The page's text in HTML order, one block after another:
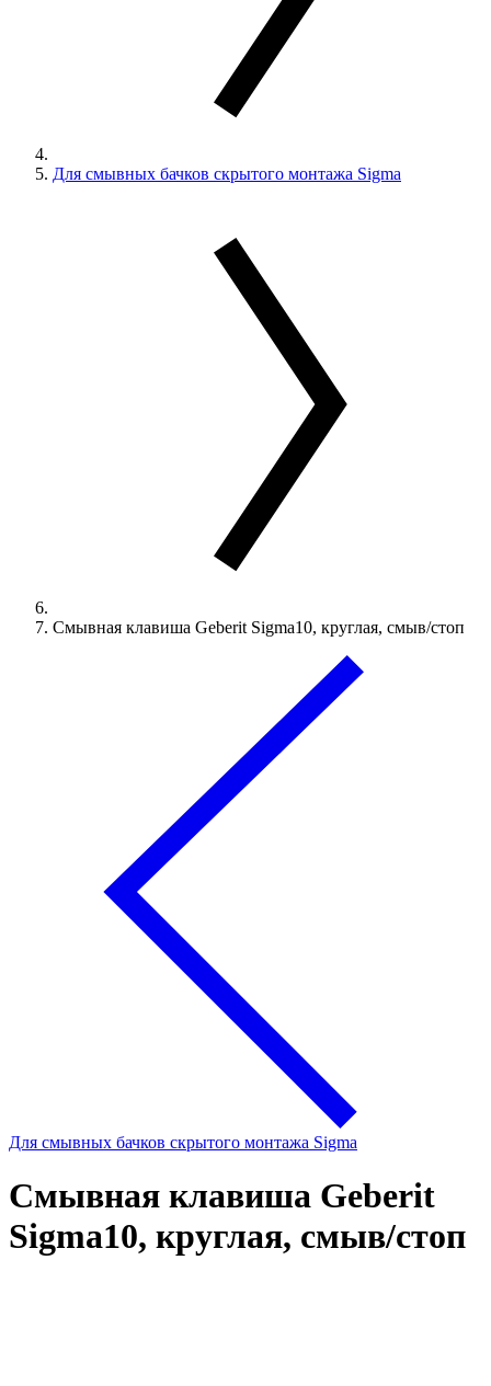
Для смывных бачков скрытого монтажа Sigma
Смывная клавиша Geberit Sigma10, круглая, смыв/стоп
Для смывных бачков скрытого монтажа Sigma
Смывная клавиша Geberit
Sigma10, круглая, смыв/стоп